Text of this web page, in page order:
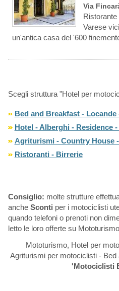
Via
Varese
un'antica casa del '600
Scegli struttura "Hotel per
Bed and Breakfast - Locande
Hotel - Alberghi - Residence -
Agriturismi - Country House
Ristoranti - Birrerie
Consiglio: molte strutture
anche Sconti per i motociclisti
quando telefoni o prenoti non
letto le loro offerte su
Mototurismo, Hotel per
Agriturismi per motociclisti -
'Motociclisti